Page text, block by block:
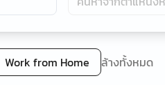
Work from Home ล้างทั้งหมด